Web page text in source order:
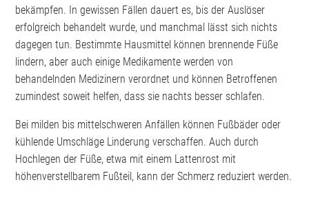
bekämpfen. In gewissen Fällen dauert es, bis der Auslöser
erfolgreich behandelt wurde, und manchmal lässt sich nichts
dagegen tun. Bestimmte Hausmittel können brennende Füße
lindern, aber auch einige Medikamente werden von
behandelnden Medizinern verordnet und können Betroffenen
zumindest soweit helfen, dass sie nachts besser schlafen.
Bei milden bis mittelschweren Anfällen können Fußbäder oder
kühlende Umschläge Linderung verschaffen. Auch durch
Hochlegen der Füße, etwa mit einem Lattenrost mit
höhenverstellbarem Fußteil, kann der Schmerz reduziert werden.